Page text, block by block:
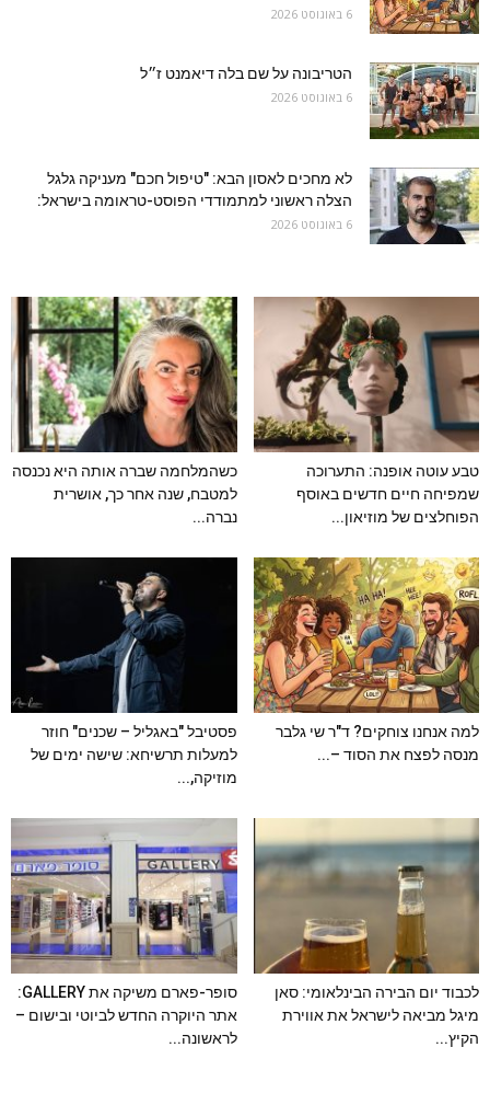
6 באוגוסט 2026
הטריבונה על שם בלה דיאמנט ז״ל
6 באוגוסט 2026
לא מחכים לאסון הבא: "טיפול חכם" מעניקה גלגל
הצלה ראשוני למתמודדי הפוסט-טראומה בישראל:
6 באוגוסט 2026
טבע עוטה אופנה: התערוכה
שמפיחה חיים חדשים באוסף
הפוחלצים של מוזיאון...
כשהמלחמה שברה אותה היא נכנסה
למטבח, שנה אחר כך, אושרית
נברה...
למה אנחנו צוחקים? ד"ר שי גלבר
מנסה לפצח את הסוד –...
פסטיבל "באגליל – שכנים" חוזר
למעלות תרשיחא: שישה ימים של
מוזיקה,...
לכבוד יום הבירה הבינלאומי: סאן
מיגל מביאה לישראל את אווירת
הקיץ...
סופר-פארם משיקה את GALLERY:
אתר היוקרה החדש לביוטי ובישום –
לראשונה...